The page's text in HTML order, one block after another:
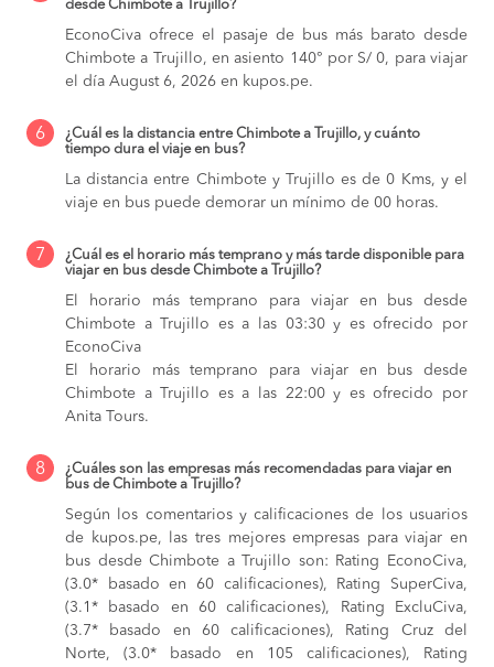
desde Chimbote a Trujillo?
EconoCiva ofrece el pasaje de bus más barato desde
Chimbote a Trujillo, en asiento 140° por S/ 0, para viajar
el día August 6, 2026 en kupos.pe.
6
¿Cuál es la distancia entre Chimbote a Trujillo, y cuánto
tiempo dura el viaje en bus?
La distancia entre Chimbote y Trujillo es de 0 Kms, y el
viaje en bus puede demorar un mínimo de 00 horas.
7
¿Cuál es el horario más temprano y más tarde disponible para
viajar en bus desde Chimbote a Trujillo?
El horario más temprano para viajar en bus desde
Chimbote a Trujillo es a las 03:30 y es ofrecido por
EconoCiva
El horario más temprano para viajar en bus desde
Chimbote a Trujillo es a las 22:00 y es ofrecido por
Anita Tours.
8
¿Cuáles son las empresas más recomendadas para viajar en
bus de Chimbote a Trujillo?
Según los comentarios y calificaciones de los usuarios
de kupos.pe, las tres mejores empresas para viajar en
bus desde Chimbote a Trujillo son: Rating EconoCiva,
(3.0* basado en 60 calificaciones), Rating SuperCiva,
(3.1* basado en 60 calificaciones), Rating ExcluCiva,
(3.7* basado en 60 calificaciones), Rating Cruz del
Norte, (3.0* basado en 105 calificaciones), Rating